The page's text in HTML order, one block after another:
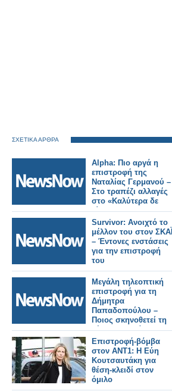
ΣΧΕΤΙΚΑ ΑΡΘΡΑ
Alpha: Πιο αργά η
επιστροφή της
Ναταλίας Γερμανού –
Στο τραπέζι αλλαγές
στο «Καλύτερα δε
γίνεται»
Survivor: Ανοιχτό το
μέλλον του στον ΣΚΑΪ
– Έντονες ενστάσεις
για την επιστροφή
του
Μεγάλη τηλεοπτική
επιστροφή για τη
Δήμητρα
Παπαδοπούλου –
Ποιος σκηνοθετεί τη
νέα της σειρά
Επιστροφή-βόμβα
στον ΑΝΤ1: Η Εύη
Κουτσαυτάκη για
θέση-κλειδί στον
όμιλο